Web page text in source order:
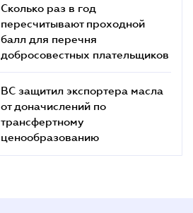
Сколько раз в год
пересчитывают проходной
балл для перечня
добросовестных плательщиков
ВС защитил экспортера масла
от доначислений по
трансфертному
ценообразованию